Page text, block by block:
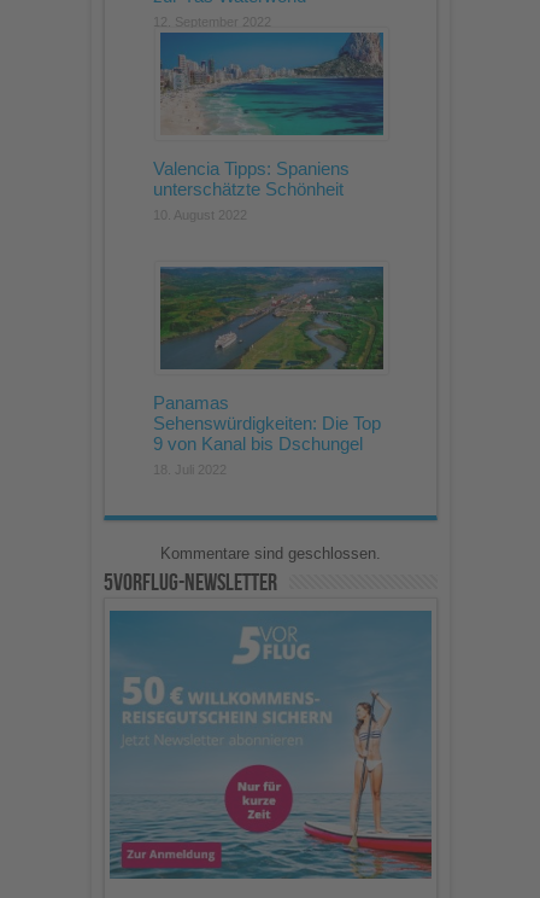
12. September 2022
Valencia Tipps: Spaniens
unterschätzte Schönheit
10. August 2022
Panamas
Sehenswürdigkeiten: Die Top
9 von Kanal bis Dschungel
Kommentare sind geschlossen.
5vorFlug-Newsletter